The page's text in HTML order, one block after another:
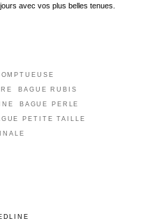
avec vos plus belles tenues.
BAGUE RUBIS
BAGUE PERLE
PETITE TAILLE